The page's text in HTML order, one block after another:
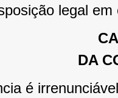
legal em
DA
é